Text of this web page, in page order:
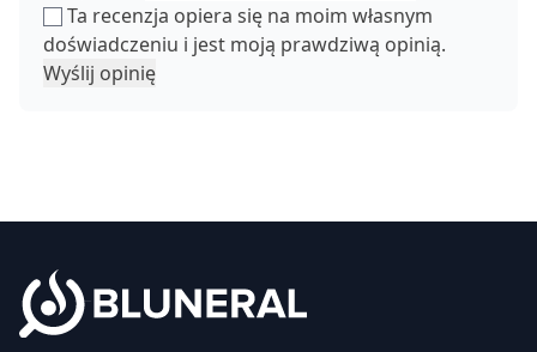
Ta recenzja opiera się na moim własnym
doświadczeniu i jest moją prawdziwą opinią.
Wyślij opinię